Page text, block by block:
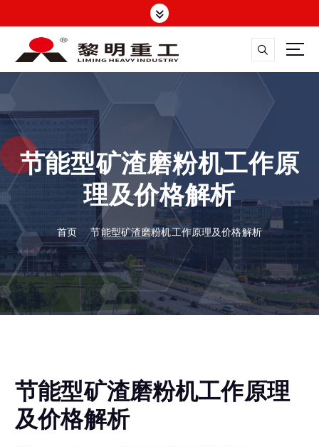
转
容 大修渣磨粉机，矿渣立磨
节能型矿渣磨粉机工作原
理及价格解析
首页 节能型矿渣磨粉机工作原理及价格解析
节能型矿渣磨粉机工作原理
及价格解析